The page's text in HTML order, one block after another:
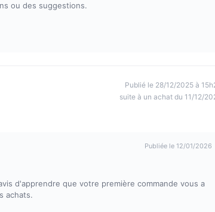
ou des suggestions.
Publié le 28/12/2025 à
suite à un achat du 11/12/
Publiée le 12/01/2026
d'apprendre que votre première commande vous a
achats.